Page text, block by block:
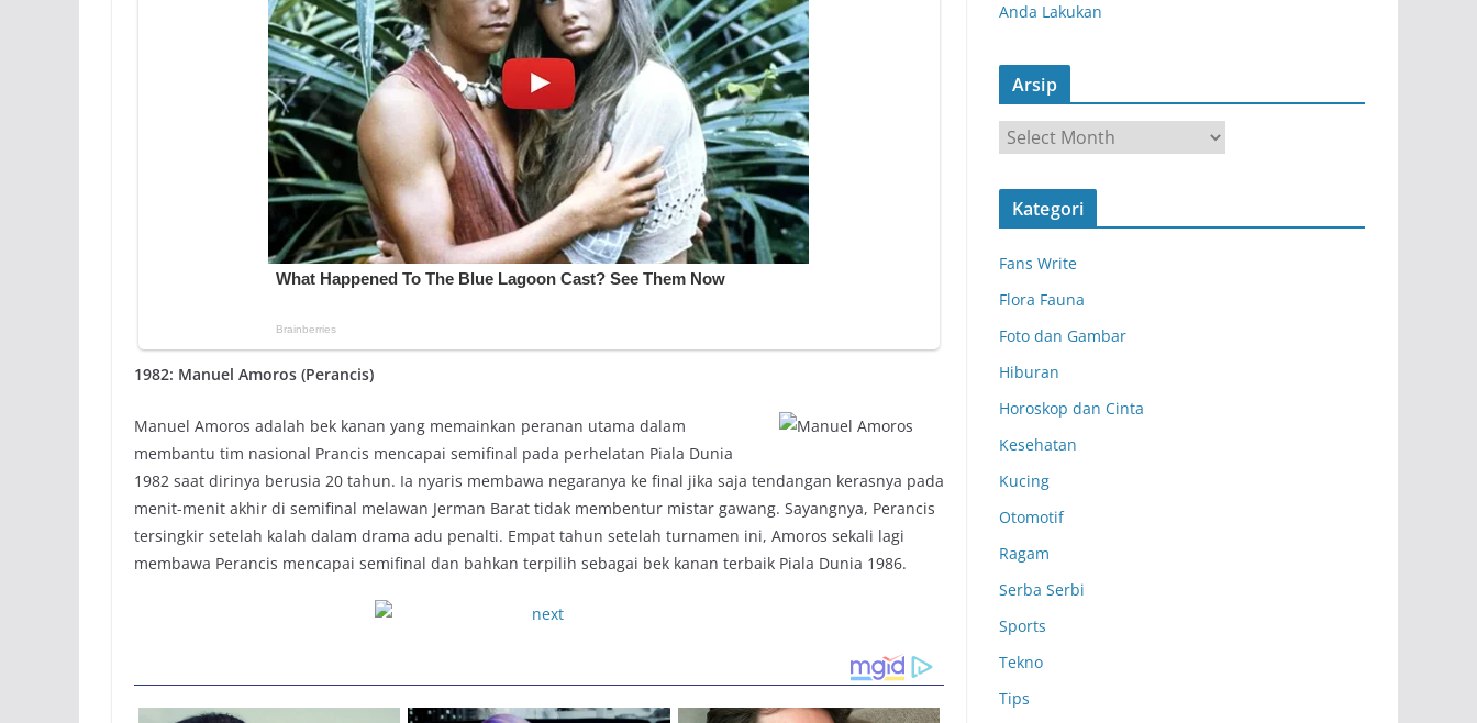
1982: Manuel Amoros (Perancis)
Manuel Amoros adalah bek kanan yang memainkan peranan utama dalam
membantu tim nasional Prancis mencapai semifinal pada perhelatan Piala Dunia
1982 saat dirinya berusia 20 tahun. Ia nyaris membawa negaranya ke final jika saja tendangan kerasnya pada
menit-menit akhir di semifinal melawan Jerman Barat tidak membentur mistar gawang. Sayangnya, Perancis
tersingkir setelah kalah dalam drama adu penalti. Empat tahun setelah turnamen ini, Amoros sekali lagi
membawa Perancis mencapai semifinal dan bahkan terpilih sebagai bek kanan terbaik Piala Dunia 1986.
Anda Lakukan
Arsip
r
s
Kategori
Fans Write
Flora Fauna
Foto dan Gambar
Hiburan
Horoskop dan Cinta
Kesehatan
Kucing
Otomotif
Ragam
Serba Serbi
Sports
Tekno
Tips